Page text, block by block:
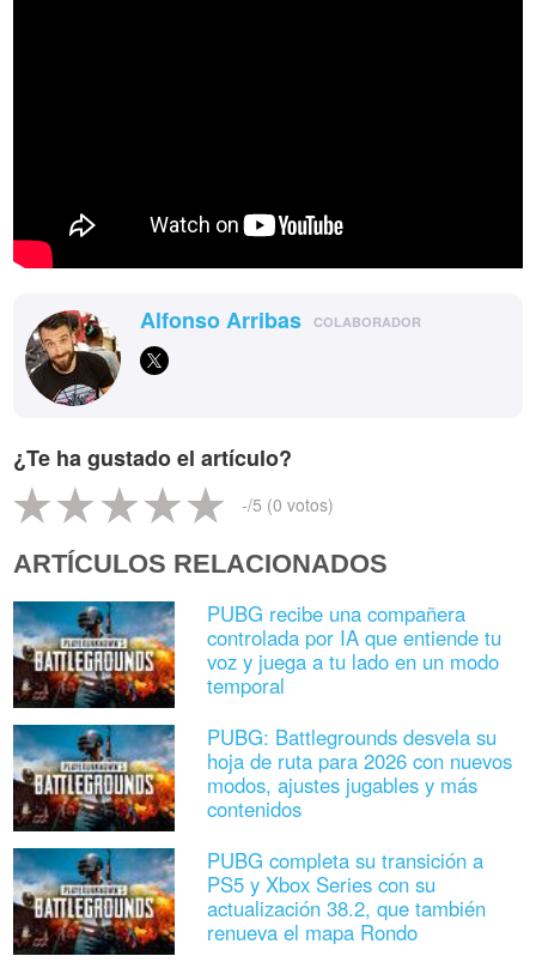
Alfonso Arribas COLABORADOR
¿Te ha gustado el artículo?
-/5 (0 votos)
ARTÍCULOS RELACIONADOS
PUBG recibe una compañera
controlada por IA que entiende tu
voz y juega a tu lado en un modo
temporal
PUBG: Battlegrounds desvela su
hoja de ruta para 2026 con nuevos
modos, ajustes jugables y más
contenidos
PUBG completa su transición a
PS5 y Xbox Series con su
actualización 38.2, que también
renueva el mapa Rondo